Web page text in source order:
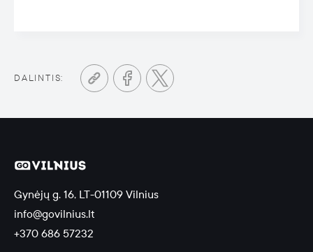
DALINTIS:
Gynėjų g. 16, LT-01109 Vilnius
info@govilnius.lt
+370 686 57232